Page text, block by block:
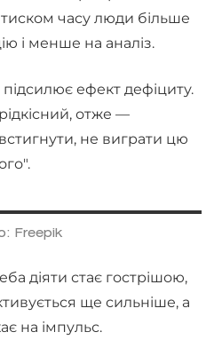
часу люди більше
і менше на аналіз.
ефект дефіциту.
отже —
не виграти цю
Freepik
діяти стає гострішою,
ще сильніше, а
на імпульс.